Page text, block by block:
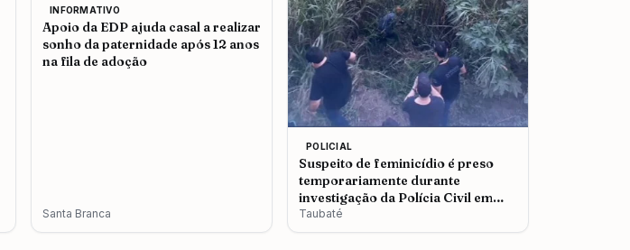
INFORMATIVO
Apoio da EDP ajuda casal a realizar
sonho da paternidade após 12 anos
na fila de adoção
Santa Branca
POLICIAL
Suspeito de feminicídio é preso
temporariamente durante
investigação da Polícia Civil em
Taubaté
Taubaté